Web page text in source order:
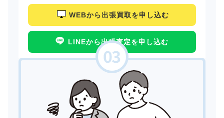
WEBから出張買取を申し込む
LINEから出張査定を申し込む